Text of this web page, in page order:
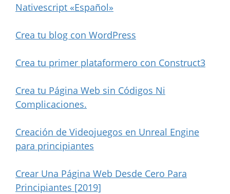
Nativescript «Español»
Crea tu blog con WordPress
Crea tu primer plataformero con Construct3
Crea tu Página Web sin Códigos Ni
Complicaciones.
Creación de Videojuegos en Unreal Engine
para principiantes
Crear Una Página Web Desde Cero Para
Principiantes [2019]